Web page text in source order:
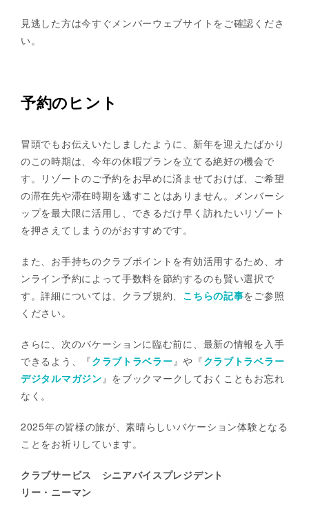
見逃した方は今すぐメンバーウェブサイトをご確認くださ
い。
予約のヒント
冒頭でもお伝えいたしましたように、新年を迎えたばかり
のこの時期は、今年の休暇プランを立てる絶好の機会で
す。リゾートのご予約をお早めに済ませておけば、ご希望
の滞在先や滞在時期を逃すことはありません。メンバーシ
ップを最大限に活用し、できるだけ早く訪れたいリゾート
を押さえてしまうのがおすすめです。
また、お手持ちのクラブポイントを有効活用するため、オ
ンライン予約によって手数料を節約するのも賢い選択で
す。詳細については、クラブ規約、 こちらの記事をご参照
ください。
さらに、次のバケーションに臨む前に、最新の情報を入手
できるよう、『クラブトラベラー』や『クラブトラベラー
デジタルマガジン』をブックマークしておくこともお忘れ
なく。
2025年の皆様の旅が、素晴らしいバケーション体験となる
ことをお祈りしています。
クラブサービス シニアバイスプレジデント
リー・ニーマン